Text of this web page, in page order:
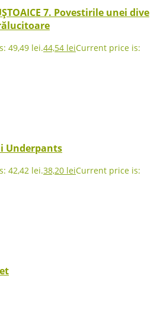
7. Povestirile unei dive
49,49 lei.44,54 leiCurrent price is:
Underpants
42,42 lei.38,20 leiCurrent price is: